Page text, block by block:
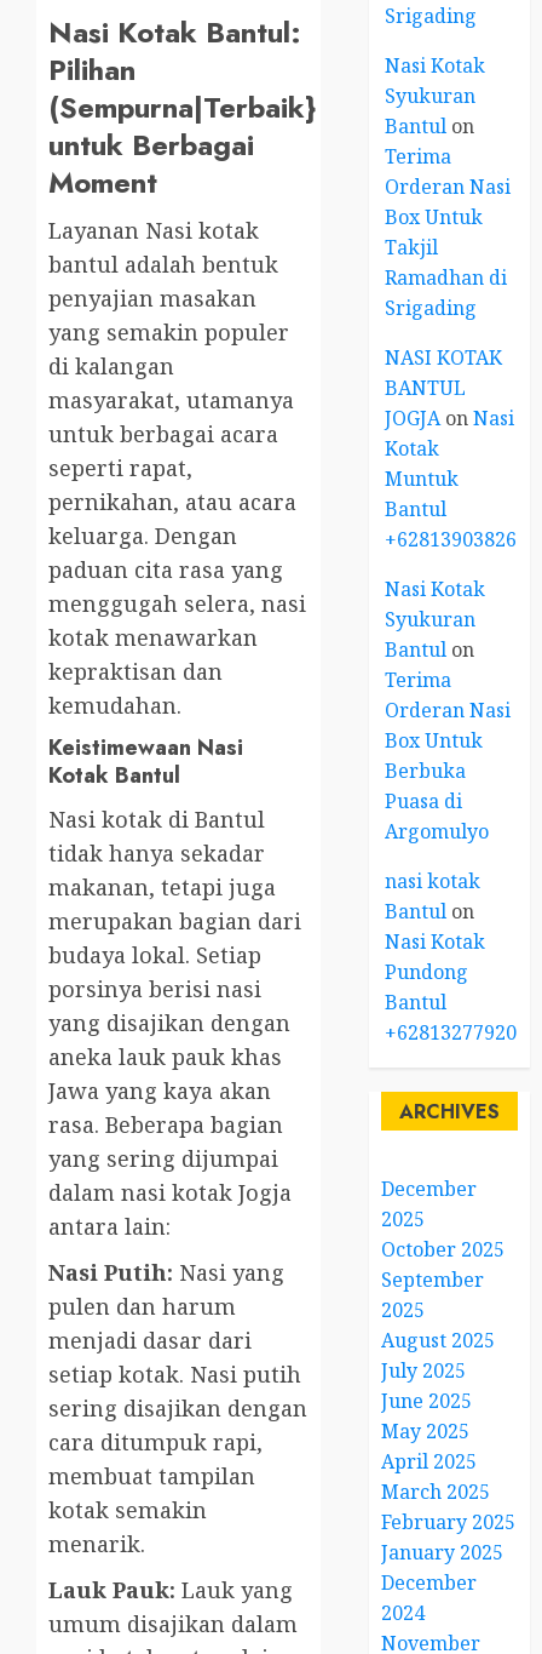
Nasi Kotak Bantul:
Pilihan
(Sempurna|Terbaik}
untuk Berbagai
Moment
Layanan Nasi kotak
bantul adalah bentuk
penyajian masakan
yang semakin populer
di kalangan
masyarakat, utamanya
untuk berbagai acara
seperti rapat,
pernikahan, atau acara
keluarga. Dengan
paduan cita rasa yang
menggugah selera, nasi
kotak menawarkan
kepraktisan dan
kemudahan.
Keistimewaan Nasi
Kotak Bantul
Nasi kotak di Bantul
tidak hanya sekadar
makanan, tetapi juga
merupakan bagian dari
budaya lokal. Setiap
porsinya berisi nasi
yang disajikan dengan
aneka lauk pauk khas
Jawa yang kaya akan
rasa. Beberapa bagian
yang sering dijumpai
dalam nasi kotak Jogja
antara lain:
Nasi Putih: Nasi yang
pulen dan harum
menjadi dasar dari
setiap kotak. Nasi putih
sering disajikan dengan
cara ditumpuk rapi,
membuat tampilan
kotak semakin
menarik.
Lauk Pauk: Lauk yang
umum disajikan dalam
Srigading
Nasi Kotak
Syukuran
Bantul on
Terima
Orderan Nasi
Box Untuk
Takjil
Ramadhan di
Srigading
NASI KOTAK
BANTUL
JOGJAonNasi
Kotak
Muntuk
Bantul
+6281390382667
Nasi Kotak
Syukuran
Bantul on
Terima
Orderan Nasi
Box Untuk
Berbuka
Puasa di
Argomulyo
nasi kotak
Bantul on
Nasi Kotak
Pundong
Bantul
+6281327792084
ARCHIVES
December
2025
October 2025
September
2025
August 2025
July 2025
June 2025
May 2025
April 2025
March 2025
February 2025
January 2025
December
2024
November